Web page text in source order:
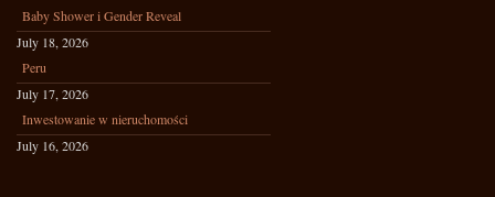
Baby Shower i Gender Reveal
July 18, 2026
Peru
July 17, 2026
Inwestowanie w nieruchomości
July 16, 2026